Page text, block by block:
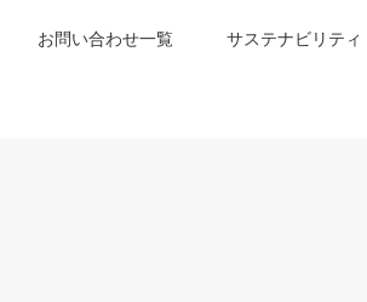
お問い合わせ一覧 サステナビリティ